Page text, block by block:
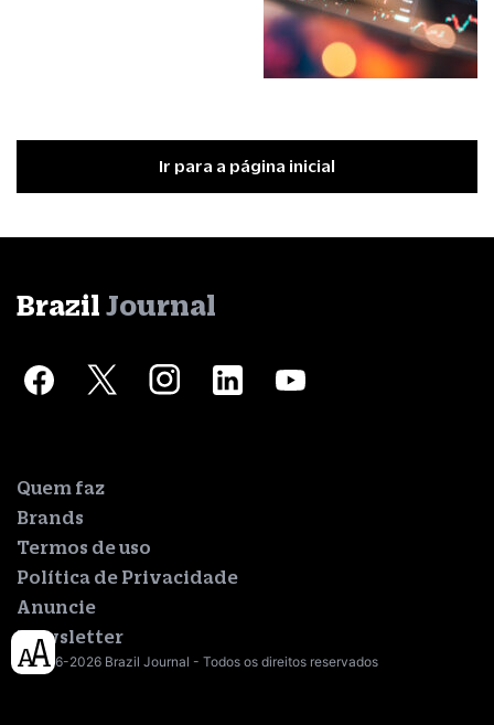
Ir para a página inicial
Brazil Journal
Quem faz
Brands
Termos de uso
Política de Privacidade
Anuncie
Newsletter
© 2016-2026 Brazil Journal - Todos os direitos reservados